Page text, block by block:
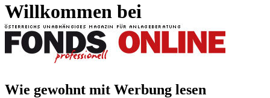
Willkommen bei
Wie gewohnt mit Werbung lesen